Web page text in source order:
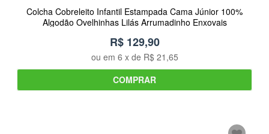
Colcha Cobreleito Infantil Estampada Cama Júnior 100%
Algodão Ovelhinhas Lilás Arrumadinho Enxovais
R$ 129,90
ou em 6 x de R$ 21,65
COMPRAR